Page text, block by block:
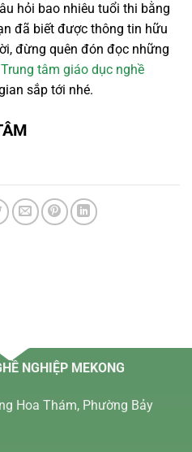
hỏi bao nhiêu tuổi thi bằng
đã biết được thông tin hữu
đừng quên đón đọc những
Trung tâm giáo dục nghề
sắp tới nhé.
NGHIỆP MEKONG
Hoa Thám, Phường Bảy